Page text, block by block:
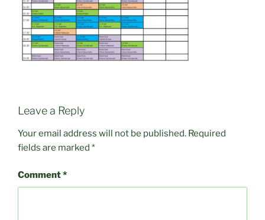
Leave a Reply
Your email address will not be published. Required
fields are marked *
Comment*